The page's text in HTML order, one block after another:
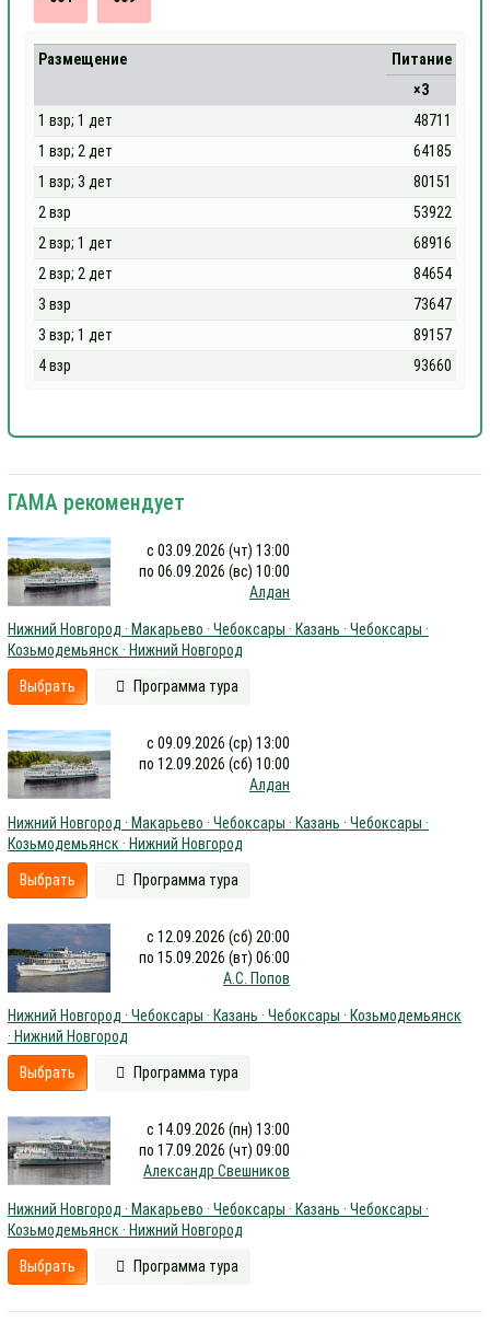
Размещение
Питание
×3
1 взр; 1 дет
48711
1 взр; 2 дет
64185
1 взр; 3 дет
80151
2 взр
53922
2 взр; 1 дет
68916
2 взр; 2 дет
84654
3 взр
73647
3 взр; 1 дет
89157
4 взр
93660
ГАМА рекомендует
с 03.09.2026 (чт) 13:00
по 06.09.2026 (вс) 10:00
Алдан
Нижний Новгород · Макарьево · Чебоксары · Казань · Чебоксары ·
Козьмодемьянск · Нижний Новгород
Выбрать Программа тура
с 09.09.2026 (ср) 13:00
по 12.09.2026 (сб) 10:00
Алдан
Нижний Новгород · Макарьево · Чебоксары · Казань · Чебоксары ·
Козьмодемьянск · Нижний Новгород
Выбрать Программа тура
с 12.09.2026 (сб) 20:00
по 15.09.2026 (вт) 06:00
А.С. Попов
Нижний Новгород · Чебоксары · Казань · Чебоксары · Козьмодемьянск
· Нижний Новгород
Выбрать Программа тура
с 14.09.2026 (пн) 13:00
по 17.09.2026 (чт) 09:00
Александр Свешников
Нижний Новгород · Макарьево · Чебоксары · Казань · Чебоксары ·
Козьмодемьянск · Нижний Новгород
Выбрать Программа тура